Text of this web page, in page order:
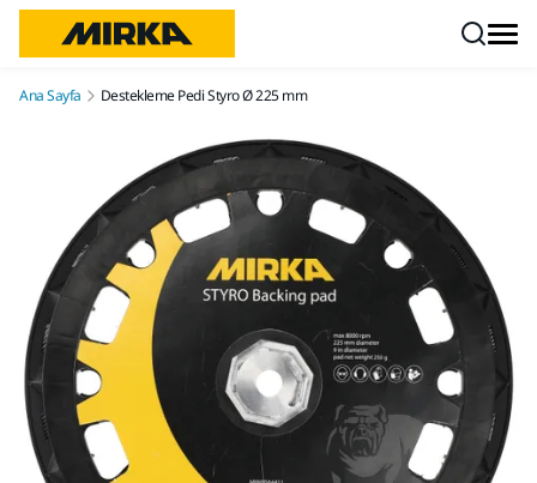
Ana Sayfa Destekleme Pedi Styro Ø 225 mm